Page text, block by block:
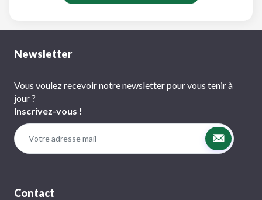
Newsletter
Vous voulez recevoir notre newsletter pour vous tenir à
jour ?
Inscrivez-vous !
Contact